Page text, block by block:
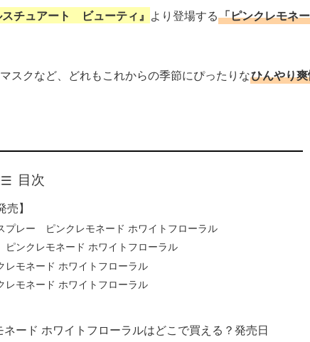
スチュアート ビューティ』 より登場する「ピンクレモネ
スクなど、どれもこれからの季節にぴったりなひんやり
目次
】
レー ピンクレモネード ホワイトフローラル
ンクレモネード ホワイトフローラル
モネード ホワイトフローラル
モネード ホワイトフローラル
ード ホワイトフローラルはどこで買える？発売日